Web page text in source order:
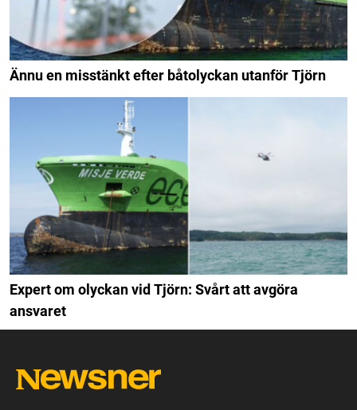
Ännu en misstänkt efter båtolyckan utanför Tjörn
Expert om olyckan vid Tjörn: Svårt att avgöra
ansvaret